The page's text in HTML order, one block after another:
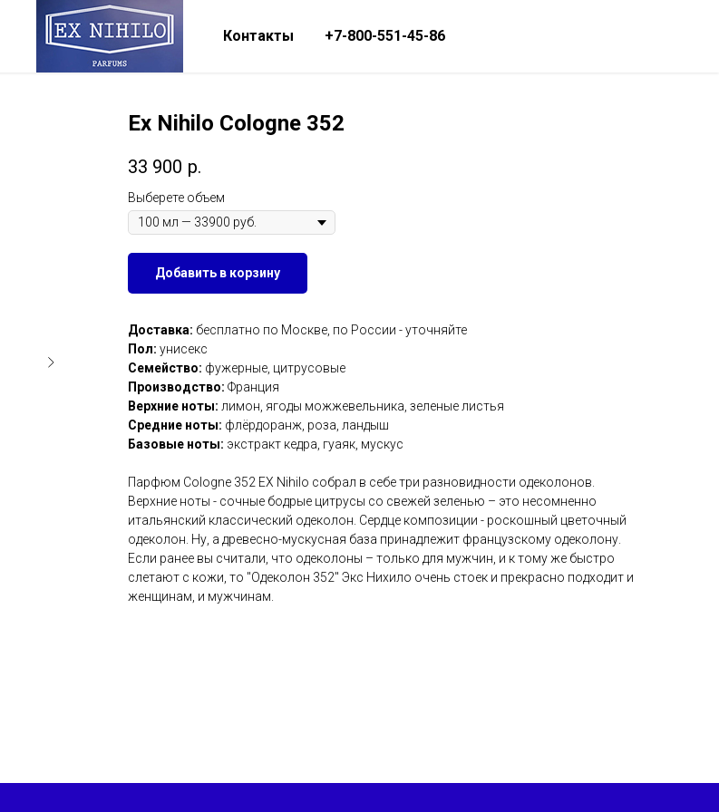
Контакты +7-800-551-45-86
Ex Nihilo Cologne 352
33 900 р.
Выберете объем
Добавить в корзину
Доставка: бесплатно по Москве, по России - уточняйте
Пол: унисекс
Семейство: фужерные, цитрусовые
Производство: Франция
Верхние ноты: лимон, ягоды можжевельника, зеленые листья
Средние ноты: флёрдоранж, роза, ландыш
Базовые ноты: экстракт кедра, гуаяк, мускус
Парфюм Cologne 352 EX Nihilo собрал в себе три разновидности одеколонов.
Верхние ноты - сочные бодрые цитрусы со свежей зеленью – это несомненно
итальянский классический одеколон. Сердце композиции - роскошный цветочный
одеколон. Ну, а древесно-мускусная база принадлежит французскому одеколону.
Если ранее вы считали, что одеколоны – только для мужчин, и к тому же быстро
слетают с кожи, то "Одеколон 352" Экс Нихило очень стоек и прекрасно подходит и
женщинам, и мужчинам.